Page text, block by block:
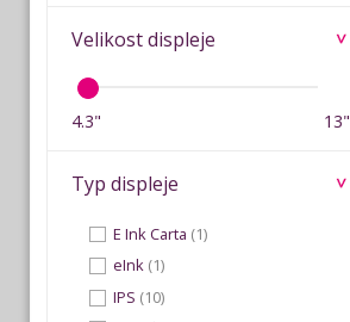
Velikost displeje
4.3" 13"
Typ displeje
E Ink Carta (1)
eInk (1)
IPS (10)